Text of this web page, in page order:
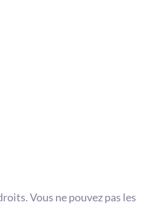
Vous ne pouvez pas les